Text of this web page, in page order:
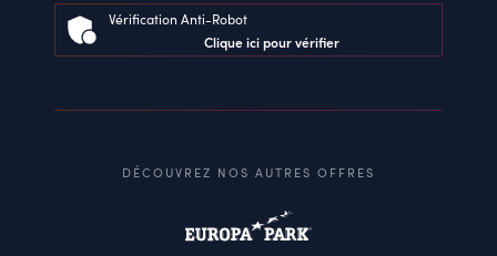
Vérification Anti-Robot
Clique ici pour vérifier
DÉCOUVREZ NOS AUTRES OFFRES